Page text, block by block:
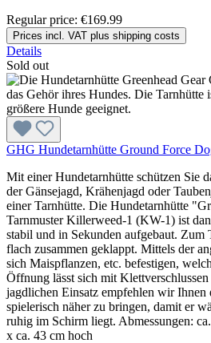
Regular price: €169.99
Prices incl. VAT plus shipping costs
Details
Sold out
GHG Hundetarnhütte Ground Force
Mit einer Hundetarnhütte schützen Sie
der Gänsejagd, Krähenjagd oder
einer Tarnhütte. Die Hundetarnhütte
Tarnmuster Killerweed-1 (KW-1) ist
stabil und in Sekunden aufgebaut. Zum
flach zusammen geklappt. Mittels der
sich Maispflanzen, etc. befestigen,
Öffnung lässt sich mit
jagdlichen Einsatz empfehlen wir
spielerisch näher zu bringen, damit er
ruhig im Schirm liegt. Abmessungen:
x ca. 43 cm hoch